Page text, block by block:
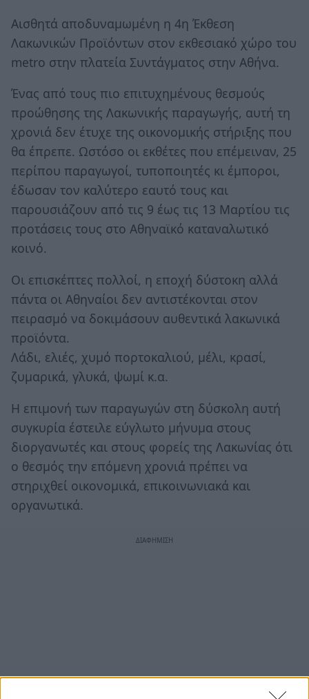
Αισθητά αποδυναμωμένη η 4η Έκθεση
Λακωνικών Προϊόντων στον εκθεσιακό χώρο του
metro στην πλατεία Συντάγματος στην Αθήνα.
Ένας από τους πιο επιτυχημένους θεσμούς
προώθησης της Λακωνικής παραγωγής, αυτή τη
χρονιά δεν έτυχε της οικονομικής στήριξης που
θα έπρεπε. Ωστόσο οι εκθέτες που επέμειναν, 25
περίπου παραγωγοί, τυποποιητές κι έμποροι,
έδωσαν τον καλύτερο εαυτό τους και
παρουσιάζουν από τις 9 έως τις 13 Μαρτίου τις
προτάσεις τους στο Αθηναϊκό καταναλωτικό
κοινό.
Οι επισκέπτες πολλοί, η εποχή δύστοκη αλλά
πάντα οι Αθηναίοι δεν αντιστέκονται στον
πειρασμό να δοκιμάσουν αυθεντικά λακωνικά
προϊόντα.
Λάδι, ελιές, χυμό πορτοκαλιού, μέλι, κρασί,
ζυμαρικά, γλυκά, ψωμί κ.α.
Η επιμονή των παραγωγών στη δύσκολη αυτή
συγκυρία έστειλε εύγλωτο μήνυμα στους
διοργανωτές και στους φορείς της Λακωνίας ότι
ο θεσμός την επόμενη χρονιά πρέπει να
στηριχθεί οικονομικά, επικοινωνιακά και
οργανωτικά.